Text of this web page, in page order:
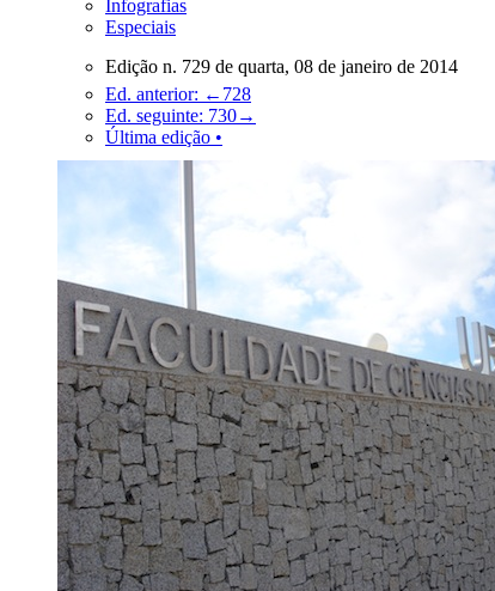
Infografias
Especiais
Edição n. 729 de quarta, 08 de janeiro de 2014
Ed. anterior: ←728
Ed. seguinte: 730→
Última edição •